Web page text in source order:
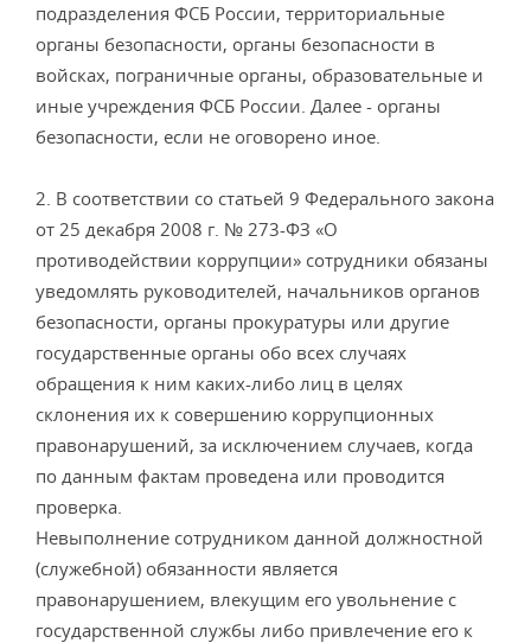
подразделения ФСБ России, территориальные
органы безопасности, органы безопасности в
войсках, пограничные органы, образовательные и
иные учреждения ФСБ России. Далее - органы
безопасности, если не оговорено иное.
2. В соответствии со статьей 9 Федерального закона
от 25 декабря 2008 г. № 273-ФЗ «О
противодействии коррупции» сотрудники обязаны
уведомлять руководителей, начальников органов
безопасности, органы прокуратуры или другие
государственные органы обо всех случаях
обращения к ним каких-либо лиц в целях
склонения их к совершению коррупционных
правонарушений, за исключением случаев, когда
по данным фактам проведена или проводится
проверка.
Невыполнение сотрудником данной должностной
(служебной) обязанности является
правонарушением, влекущим его увольнение с
государственной службы либо привлечение его к